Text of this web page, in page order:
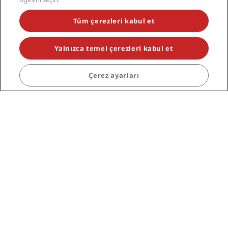
Hızlı bağlantılar
Seyahat profesyonelleri
Kurumsal
Tüm çerezleri kabul et
Yalnızca temel çerezleri kabul et
Çerez ayarları